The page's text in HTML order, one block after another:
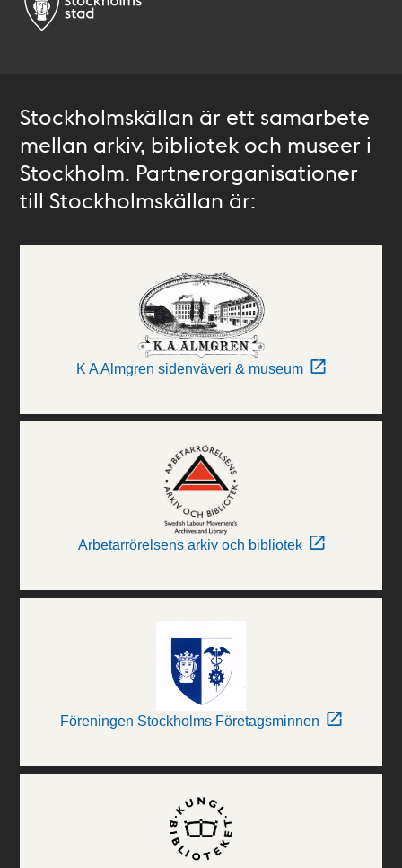
Stockholmskällan är ett samarbete
mellan arkiv, bibliotek och museer i
Stockholm. Partnerorganisationer
till Stockholmskällan är:
K A Almgren sidenväveri & museum
Arbetarrörelsens arkiv och bibliotek
Föreningen Stockholms Företagsminnen